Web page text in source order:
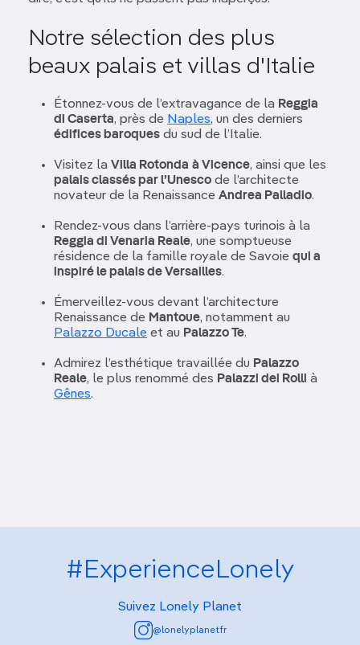
Notre sélection des plus
beaux palais et villas d'Italie
Étonnez-vous de l’extravagance de la Reggia
di Caserta, près de Naples, un des derniers
édifices baroques du sud de l’Italie.
Visitez la Villa Rotonda à Vicence, ainsi que les
palais classés par l’Unesco de l’architecte
novateur de la Renaissance Andrea Palladio.
Rendez-vous dans l’arrière-pays turinois à la
Reggia di Venaria Reale, une somptueuse
résidence de la famille royale de Savoie qui a
inspiré le palais de Versailles.
Émerveillez-vous devant l’architecture
Renaissance de Mantoue, notamment au
Palazzo Ducale et au Palazzo Te.
Admirez l’esthétique travaillée du Palazzo
Reale, le plus renommé des Palazzi dei Rolli à
Gênes.
#ExperienceLonely
Suivez Lonely Planet
@lonelyplanetfr